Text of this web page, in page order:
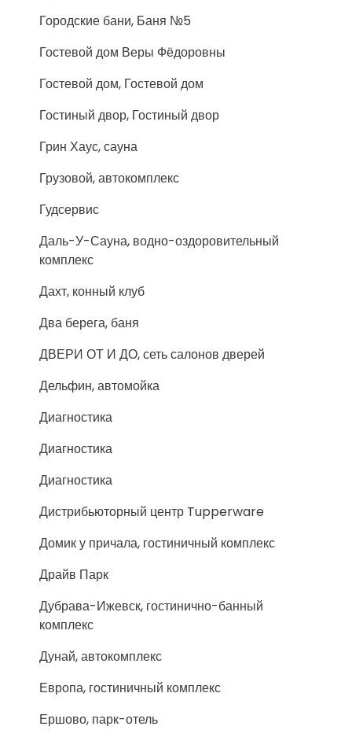
Городские бани, Баня №5
Гостевой дом Веры Фёдоровны
Гостевой дом, Гостевой дом
Гостиный двор, Гостиный двор
Грин Хаус, сауна
Грузовой, автокомплекс
Гудсервис
Даль-У-Сауна, водно-оздоровительный
комплекс
Дахт, конный клуб
Два берега, баня
ДВЕРИ ОТ И ДО, сеть салонов дверей
Дельфин, автомойка
Диагностика
Диагностика
Диагностика
Дистрибьюторный центр Tupperware
Домик у причала, гостиничный комплекс
Драйв Парк
Дубрава-Ижевск, гостинично-банный
комплекс
Дунай, автокомплекс
Европа, гостиничный комплекс
Ершово, парк-отель